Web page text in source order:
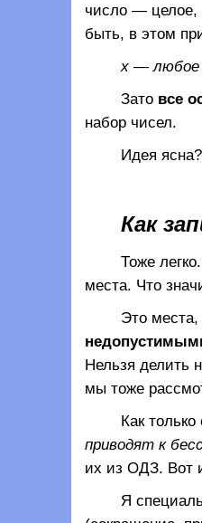
число — целое,
быть, в этом
х—любое
Зато все
набор чисел.
Идея ясна?
Как
Тоже легко.
места. Что
Это места,
Нельзя делить
мы тоже
Как только
приводят к
их из ОДЗ. Вот
Я